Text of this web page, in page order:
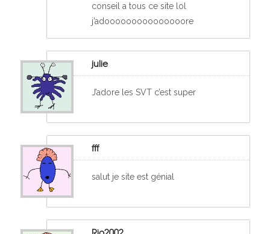
conseil a tous ce site lol
j’adooooooooooooooore
julie
J’adore les SVT c’est super
fff
salut je site est génial